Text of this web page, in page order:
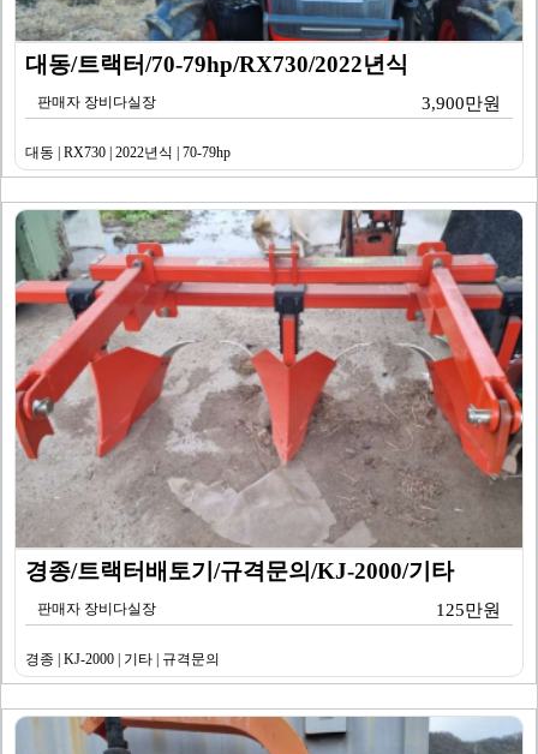
대동/트랙터/70-79hp/RX730/2022년식
판매자 장비다실장 3,900만원
대동 | RX730 | 2022년식 | 70-79hp
경종/트랙터배토기/규격문의/KJ-2000/기타
판매자 장비다실장 125만원
경종 | KJ-2000 | 기타 | 규격문의